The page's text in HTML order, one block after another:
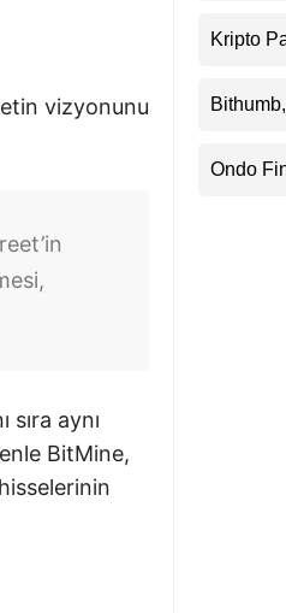
vizyonunu
sıra aynı
BitMine,
Görecek
Kripto
Ondo